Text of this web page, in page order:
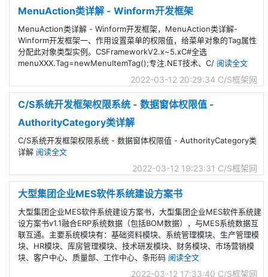
MenuAction类详解 - Winform开发框架
MenuAction类详解 - Winform开发框架，MenuAction类详解-
Winform开发框架一、作用设置菜单的权限值，给菜单对象的Tag属性
分配此对象类型实例。CSFrameworkV2.x~5.xC#全选
menuXXX.Tag=newMenuItemTag();专注.NET技术、C/ 阅读全文
2022-03-12 20:29:34 C/S框架网
C/S系统开发框架权限系统 - 数据窗体权限值 -
AuthorityCategory类详解
C/S系统开发框架权限系统 - 数据窗体权限值 - AuthorityCategory类
详解 阅读全文
2022-03-12 19:23:31 C/S框架网
大型集团企业MES软件系统建设方案书
大型集团企业MES软件系统建设方案书，大型集团企业MES软件系统建
设方案书v1.1融合ERP系统数据（包括BOM数据），与MES系统数据互
联互通。主要系统模块有：基础资料模块、系统管理模块、生产管理模
块、HR模块、库房管理模块、技术研发模块、财务模块、市场营销模
块、客户中心、质量部、工作中心、条形码 阅读全文
2022-03-12 17:33:40 C/S框架网